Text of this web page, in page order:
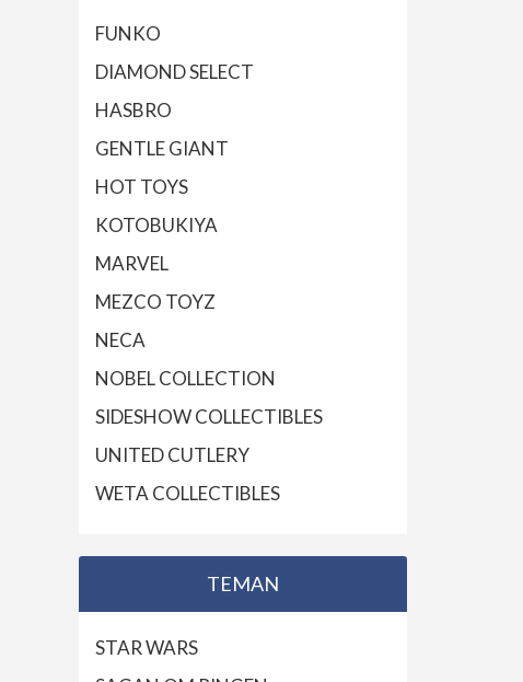
FUNKO
DIAMOND SELECT
HASBRO
GENTLE GIANT
HOT TOYS
KOTOBUKIYA
MARVEL
MEZCO TOYZ
NECA
NOBEL COLLECTION
SIDESHOW COLLECTIBLES
UNITED CUTLERY
WETA COLLECTIBLES
TEMAN
STAR WARS